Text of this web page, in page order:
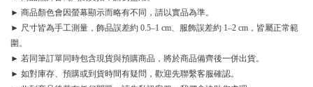
► 商品顏色會因螢幕顯示而略有不同，請以實品為準。
► 尺寸皆為手工測量，飾品誤差約 0.5–1 cm、服飾誤差約 1–2 cm，皆屬正常範
圍。
► 若同筆訂單同時包含現貨與預購商品，將於商品備齊後一併出貨。
► 如對庫存、預購或到貨時間有疑問，歡迎先聯繫客服確認。